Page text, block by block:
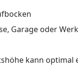
Garage oder
kann optimal